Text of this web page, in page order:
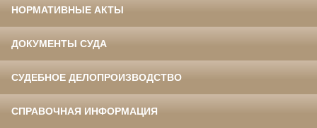
НОРМАТИВНЫЕ АКТЫ
ДОКУМЕНТЫ СУДА
СУДЕБНОЕ ДЕЛОПРОИЗВОДСТВО
СПРАВОЧНАЯ ИНФОРМАЦИЯ